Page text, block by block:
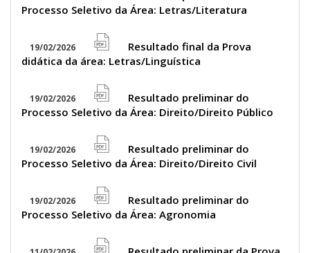
file
pdf
icon
Processo Seletivo da Área: Letras/Literatura
19/02/2026
file
pdf
icon
Resultado final da Prova
didática da área: Letras/Linguística
19/02/2026
file
pdf
icon
Resultado preliminar do
Processo Seletivo da Área: Direito/Direito Público
19/02/2026
file
pdf
icon
Resultado preliminar do
Processo Seletivo da Área: Direito/Direito Civil
19/02/2026
file
pdf
Resultado preliminar do
Processo Seletivo da Área: Agronomia